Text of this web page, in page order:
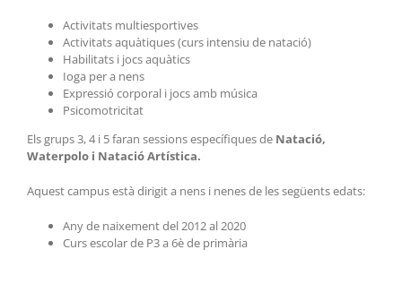
Activitats multiesportives
Activitats aquàtiques (curs intensiu de natació)
Habilitats i jocs aquàtics
Ioga per a nens
Expressió corporal i jocs amb música
Psicomotricitat
Els grups3, 4 i 5 faran sessions específiques de Natació,
Waterpolo i Natació Artística.
Aquest campus està dirigit a nens i nenes de les següents edats:
Any de naixement del 2012 al 2020
Curs escolar de P3 a 6è de primària